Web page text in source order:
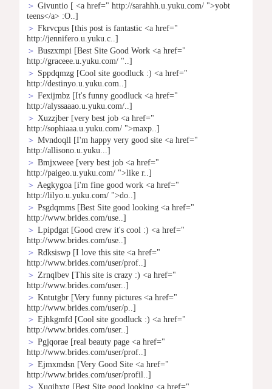
＞ Givuntio [ <a href=" http://sarahhh.u.yuku.com/ ">yobt
teens</a> :O..]
＞ Fkrvcpus [this post is fantastic <a href="
http://jennifero.u.yuku.c..]
＞ Buszxmpi [Best Site Good Work <a href="
http://graceee.u.yuku.com/ "..]
＞ Sppdqmzg [Cool site goodluck :) <a href="
http://destinyo.u.yuku.com..]
＞ Fexijmbz [It's funny goodluck <a href="
http://alyssaaao.u.yuku.com/..]
＞ Xuzzjber [very best job <a href="
http://sophiaaa.u.yuku.com/ ">maxp..]
＞ Mvndoqll [I'm happy very good site <a href="
http://allisono.u.yuku...]
＞ Bmjxweee [very best job <a href="
http://paigeo.u.yuku.com/ ">like r..]
＞ Aegkygoa [i'm fine good work <a href="
http://lilyo.u.yuku.com/ ">do..]
＞ Psgdqmms [Best Site good looking <a href="
http://www.brides.com/use..]
＞ Lpipdgat [Good crew it's cool :) <a href="
http://www.brides.com/use..]
＞ Rdksiswp [I love this site <a href="
http://www.brides.com/user/prof..]
＞ Zrnqlbev [This site is crazy :) <a href="
http://www.brides.com/user..]
＞ Kntutgbr [Very funny pictures <a href="
http://www.brides.com/user/p..]
＞ Ejhkgmfd [Cool site goodluck :) <a href="
http://www.brides.com/user..]
＞ Pgjqorae [real beauty page <a href="
http://www.brides.com/user/prof..]
＞ Ejmxmdsn [Very Good Site <a href="
http://www.brides.com/user/profil..]
＞ Xuqihxtg [Best Site good looking <a href="